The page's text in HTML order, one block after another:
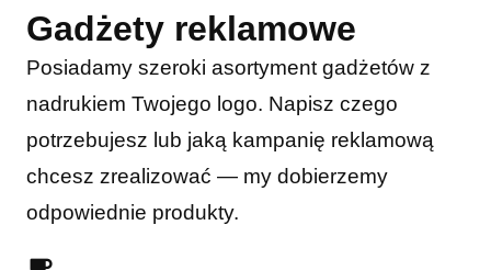
Gadżety reklamowe
Posiadamy szeroki asortyment gadżetów z
nadrukiem Twojego logo. Napisz czego
potrzebujesz lub jaką kampanię reklamową
chcesz zrealizować — my dobierzemy
odpowiednie produkty.